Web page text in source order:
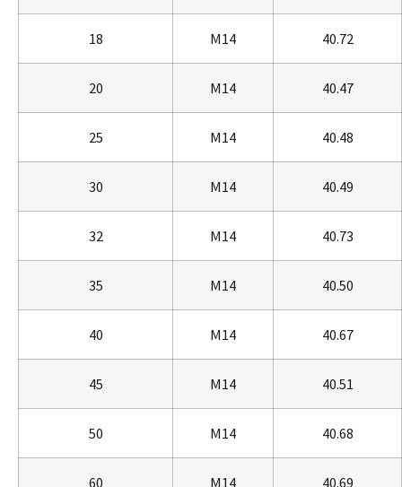
18 M14 40.72
20 M14 40.47
25 M14 40.48
30 M14 40.49
32 M14 40.73
35 M14 40.50
40 M14 40.67
45 M14 40.51
50 M14 40.68
60 M14 40.69